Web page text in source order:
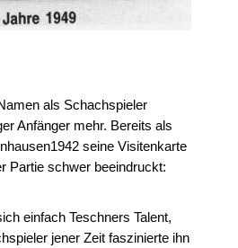
als Schachspieler
Anfänger mehr. Bereits als
seine Visitenkarte
Partie schwer beeindruckt:
einfach Teschners Talent,
jener Zeit faszinierte ihn